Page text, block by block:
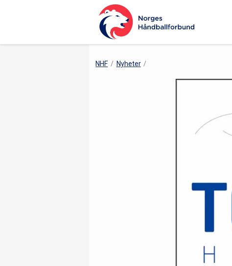
NHF Nyheter